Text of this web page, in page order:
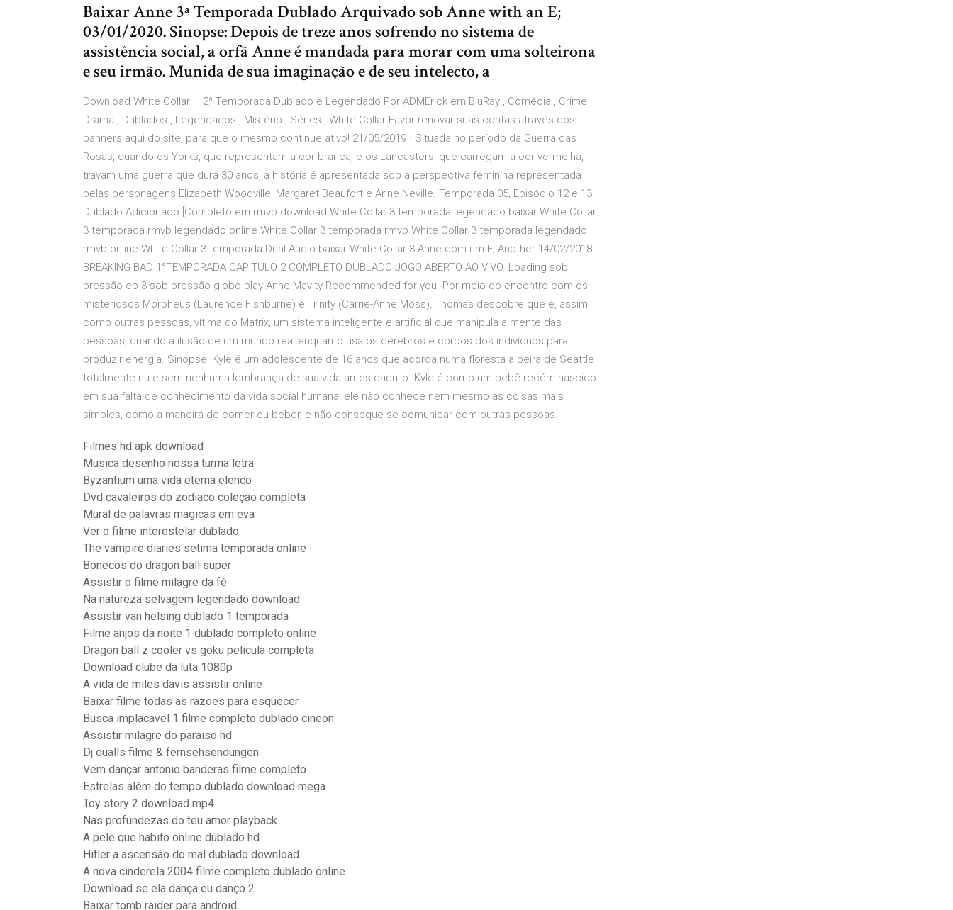
Baixar Anne 3ª Temporada Dublado Arquivado sob Anne with an E;
03/01/2020. Sinopse: Depois de treze anos sofrendo no sistema de
assistência social, a orfã Anne é mandada para morar com uma solteirona
e seu irmão. Munida de sua imaginação e de seu intelecto, a
Download White Collar – 2ª Temporada Dublado e Legendado Por ADMErick em BluRay , Comédia , Crime ,
Drama , Dublados , Legendados , Mistério , Séries , White Collar Favor renovar suas contas através dos
banners aqui do site, para que o mesmo continue ativo! 21/05/2019 · Situada no período da Guerra das
Rosas, quando os Yorks, que representam a cor branca, e os Lancasters, que carregam a cor vermelha,
travam uma guerra que dura 30 anos, a história é apresentada sob a perspectiva feminina representada
pelas personagens Elizabeth Woodville, Margaret Beaufort e Anne Neville. Temporada 05, Episódio 12 e 13
Dublado Adicionado [Completo em rmvb download White Collar 3 temporada legendado baixar White Collar
3 temporada rmvb legendado online White Collar 3 temporada rmvb White Collar 3 temporada legendado
rmvb online White Collar 3 temporada Dual Audio baixar White Collar 3 Anne com um E; Another 14/02/2018 ·
BREAKING BAD 1°TEMPORADA CAPITULO 2 COMPLETO DUBLADO JOGO ABERTO AO VIVO. Loading sob
pressão ep 3 sob pressão globo play Anne Mavity Recommended for you. Por meio do encontro com os
misteriosos Morpheus (Laurence Fishburne) e Trinity (Carrie-Anne Moss), Thomas descobre que é, assim
como outras pessoas, vítima do Matrix, um sistema inteligente e artificial que manipula a mente das
pessoas, criando a ilusão de um mundo real enquanto usa os cérebros e corpos dos indivíduos para
produzir energia. Sinopse: Kyle é um adolescente de 16 anos que acorda numa floresta à beira de Seattle
totalmente nu e sem nenhuma lembrança de sua vida antes daquilo. Kyle é como um bebê recém-nascido
em sua falta de conhecimento da vida social humana: ele não conhece nem mesmo as coisas mais
simples, como a maneira de comer ou beber, e não consegue se comunicar com outras pessoas.
Filmes hd apk download
Musica desenho nossa turma letra
Byzantium uma vida eterna elenco
Dvd cavaleiros do zodiaco coleção completa
Mural de palavras magicas em eva
Ver o filme interestelar dublado
The vampire diaries setima temporada online
Bonecos do dragon ball super
Assistir o filme milagre da fé
Na natureza selvagem legendado download
Assistir van helsing dublado 1 temporada
Filme anjos da noite 1 dublado completo online
Dragon ball z cooler vs goku pelicula completa
Download clube da luta 1080p
A vida de miles davis assistir online
Baixar filme todas as razoes para esquecer
Busca implacavel 1 filme completo dublado cineon
Assistir milagre do paraiso hd
Dj qualls filme & fernsehsendungen
Vem dançar antonio banderas filme completo
Estrelas além do tempo dublado download mega
Toy story 2 download mp4
Nas profundezas do teu amor playback
A pele que habito online dublado hd
Hitler a ascensão do mal dublado download
A nova cinderela 2004 filme completo dublado online
Download se ela dança eu danço 2
Baixar tomb raider para android